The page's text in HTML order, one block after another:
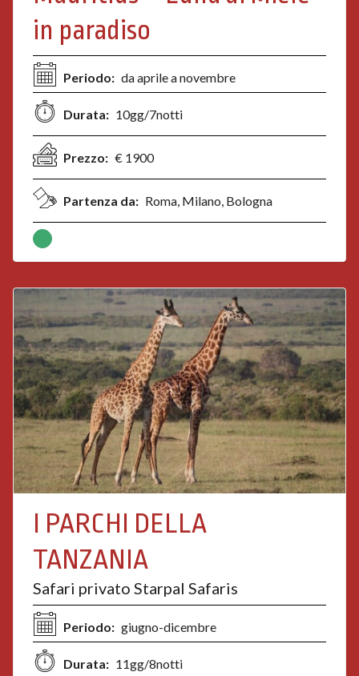
in paradiso
Periodo: da aprile a novembre
Durata: 10gg/7notti
Prezzo: € 1900
Partenza da: Roma, Milano, Bologna
I PARCHI DELLA
TANZANIA
Safari privato Starpal Safaris
Periodo: giugno-dicembre
Durata: 11gg/8notti